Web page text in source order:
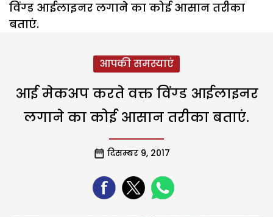
विंग्ड आईलाइनर लगाने का कोई आसान तरीका
बताएं.
आपकी समस्याएं
आई मेकअप करते वक्त विंग्ड आईलाइनर
लगाने का कोई आसान तरीका बताएं.
दिसम्बर 9, 2017